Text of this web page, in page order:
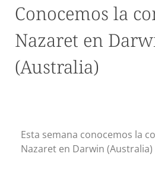
Conocemos la
Nazaret en
(Australia)
Esta semana conocemos la
Nazaret en Darwin